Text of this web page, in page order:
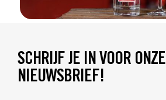
SCHRIJF JE IN VOOR ONZE
NIEUWSBRIEF!